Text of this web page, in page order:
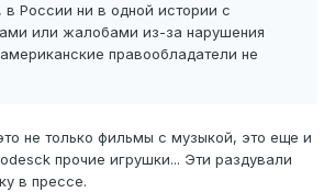
России ни в одной истории с
или жалобами из-за нарушения
правообладатели не
не только фильмы с музыкой, это еще и
прочие игрушки... Эти раздували
в прессе.